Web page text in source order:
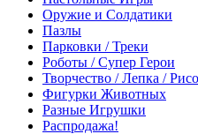
Оружие и Солдатики
Пазлы
Парковки / Треки
Роботы / Супер Герои
Творчество / Лепка /
Фигурки Животных
Разные Игрушки
Распродажа!